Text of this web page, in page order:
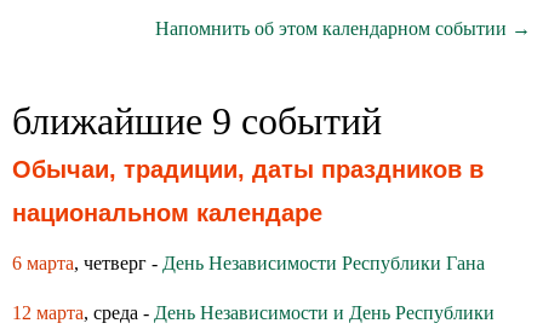
Напомнить об этом календарном событии →
ближайшие 9 событий
Обычаи, традиции, даты праздников в
национальном календаре
6 марта, четверг - День Независимости Республики Гана
12 марта, среда - День Независимости и День Республики